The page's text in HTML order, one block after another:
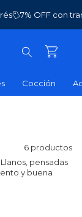
7% OFF con
Cocción
6 productos
pensadas
y buena